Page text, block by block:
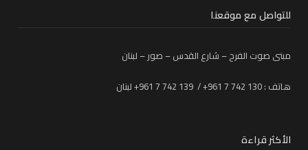
للتواصل مع موقعنا
مبنى صوت الفرح – شارع القدس – صور – لبنان
هاتف : 130 742 7 961+ / 139 742 7 961+ لبنان
الأكثر قراءة